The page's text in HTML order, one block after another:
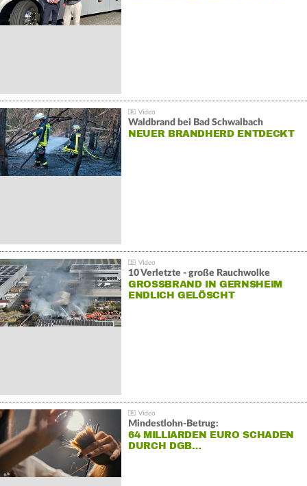
Waldbrand bei Bad Schwalbach
NEUER BRANDHERD ENTDECKT
10 Verletzte - große Rauchwolke
GROSSBRAND IN GERNSHEIM E
NDLICH GELÖSCHT
Mindestlohn-Betrug:
64 MILLIARDEN EURO SCHADEN
DURCH DGB…